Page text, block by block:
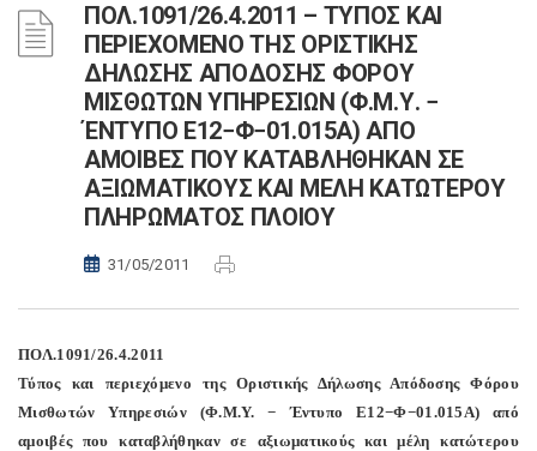
ΠΟΛ.1091/26.4.2011 – ΤΥΠΟΣ ΚΑΙ
ΠΕΡΙΕΧΟΜΕΝΟ ΤΗΣ ΟΡΙΣΤΙΚΗΣ
ΔΗΛΩΣΗΣ ΑΠΟΔΟΣΗΣ ΦΟΡΟΥ
ΜΙΣΘΩΤΩΝ ΥΠΗΡΕΣΙΩΝ (Φ.Μ.Υ. −
ΈΝΤΥΠΟ Ε12−Φ−01.015Α) ΑΠΟ
ΑΜΟΙΒΕΣ ΠΟΥ ΚΑΤΑΒΛΗΘΗΚΑΝ ΣΕ
ΑΞΙΩΜΑΤΙΚΟΥΣ ΚΑΙ ΜΕΛΗ ΚΑΤΩΤΕΡΟΥ
ΠΛΗΡΩΜΑΤΟΣ ΠΛΟΙΟΥ
31/05/2011
ΠΟΛ.1091/26.4.2011
Τύπος και περιεχόμενο της Οριστικής Δήλωσης Απόδοσης Φόρου
Μισθωτών Υπηρεσιών (Φ.Μ.Υ. − Έντυπο Ε12−Φ−01.015Α) από
αμοιβές που καταβλήθηκαν σε αξιωματικούς και μέλη κατώτερου